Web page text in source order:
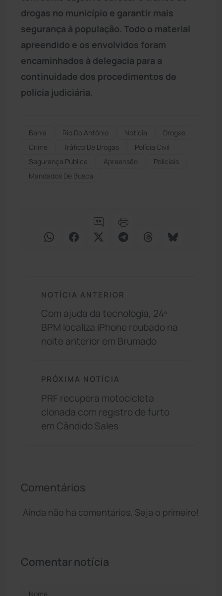
drogas no município e garantir mais
segurança à população. Todo o material
apreendido e os envolvidos foram
encaminhados à delegacia para a
continuidade dos procedimentos de
polícia judiciária.
Bahia Rio Do Antônio Notícia
Drogas
Crime
Tráfico De Drogas
Polícia Civil
Segurança Pública
Apreensão
Policiais
Mandados De Busca
NOTÍCIA ANTERIOR
Com ajuda da tecnologia, 24º
BPM localiza iPhone roubado na
noite anterior em Brumado
PRÓXIMA NOTÍCIA
PRF recupera motocicleta
clonada com registro de furto
em Cândido Sales
Comentários
Ainda não há comentários. Seja o primeiro!
Comentar notícia